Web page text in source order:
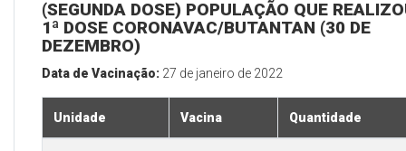
(SEGUNDA DOSE) POPULAÇÃO QUE
1ª DOSE CORONAVAC/BUTANTAN (30 DE
DEZEMBRO)
Data de Vacinação: 27 de janeiro de 2022
Unidade Vacina Quantidade